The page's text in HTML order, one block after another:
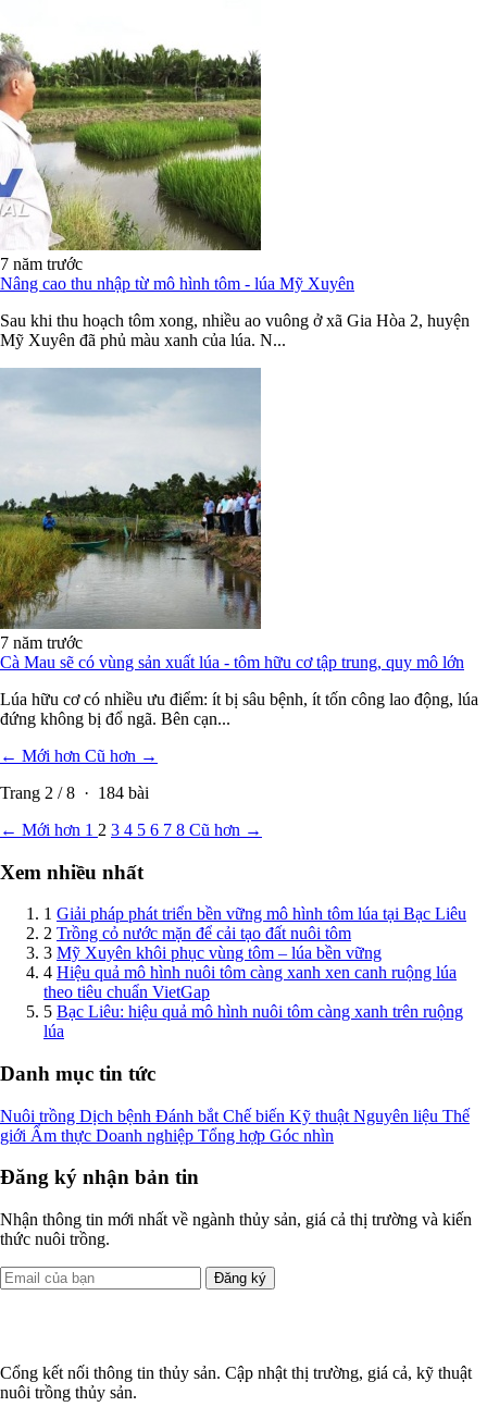
7 năm trước
Nâng cao thu nhập từ mô hình tôm - lúa Mỹ Xuyên
Sau khi thu hoạch tôm xong, nhiều ao vuông ở xã Gia Hòa 2, huyện
Mỹ Xuyên đã phủ màu xanh của lúa. N...
7 năm trước
Cà Mau sẽ có vùng sản xuất lúa - tôm hữu cơ tập trung, quy mô lớn
Lúa hữu cơ có nhiều ưu điểm: ít bị sâu bệnh, ít tốn công lao động, lúa
đứng không bị đổ ngã. Bên cạn...
← Mới hơn Cũ hơn →
Trang 2 /8 · 184 bài
← Mới hơn 1 2 3 4 5 6 7 8 Cũ hơn →
Xem nhiều nhất
1 Giải pháp phát triển bền vững mô hình tôm lúa tại Bạc Liêu
2 Trồng cỏ nước mặn để cải tạo đất nuôi tôm
3 Mỹ Xuyên khôi phục vùng tôm – lúa bền vững
4 Hiệu quả mô hình nuôi tôm càng xanh xen canh ruộng lúa
theo tiêu chuẩn VietGap
5 Bạc Liêu: hiệu quả mô hình nuôi tôm càng xanh trên ruộng
lúa
Danh mục tin tức
Nuôi trồng Dịch bệnh Đánh bắt Chế biến Kỹ thuật Nguyên liệu Thế
giới Ẩm thực Doanh nghiệp Tổng hợp Góc nhìn
Đăng ký nhận bản tin
Nhận thông tin mới nhất về ngành thủy sản, giá cả thị trường và kiến
thức nuôi trồng.
Đăng ký
Cổng kết nối thông tin thủy sản. Cập nhật thị trường, giá cả, kỹ thuật
nuôi trồng thủy sản.